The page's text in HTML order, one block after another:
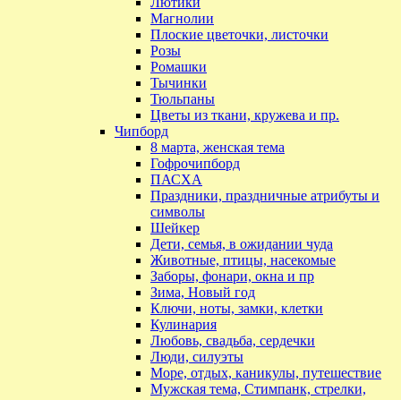
Магнолии
Плоские цветочки, листочки
Розы
Ромашки
Тычинки
Тюльпаны
Цветы из ткани, кружева и пр.
Чипборд
8 марта, женская тема
Гофрочипборд
ПАСХА
Праздники, праздничные атрибуты и
символы
Шейкер
Дети, семья, в ожидании чуда
Животные, птицы, насекомые
Заборы, фонари, окна и пр
Зима, Новый год
Ключи, ноты, замки, клетки
Кулинария
Любовь, свадьба, сердечки
Люди, силуэты
Море, отдых, каникулы, путешествие
Мужская тема, Стимпанк, стрелки,